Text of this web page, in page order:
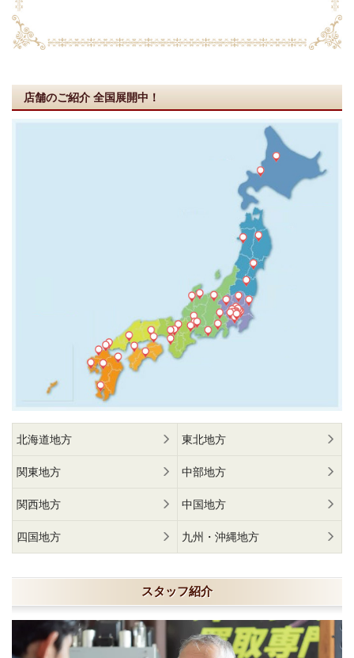
店舗のご紹介 全国展開中！
北海道地方 東北地方
関東地方 中部地方
関西地方 中国地方
四国地方 九州・沖縄地方
スタッフ紹介